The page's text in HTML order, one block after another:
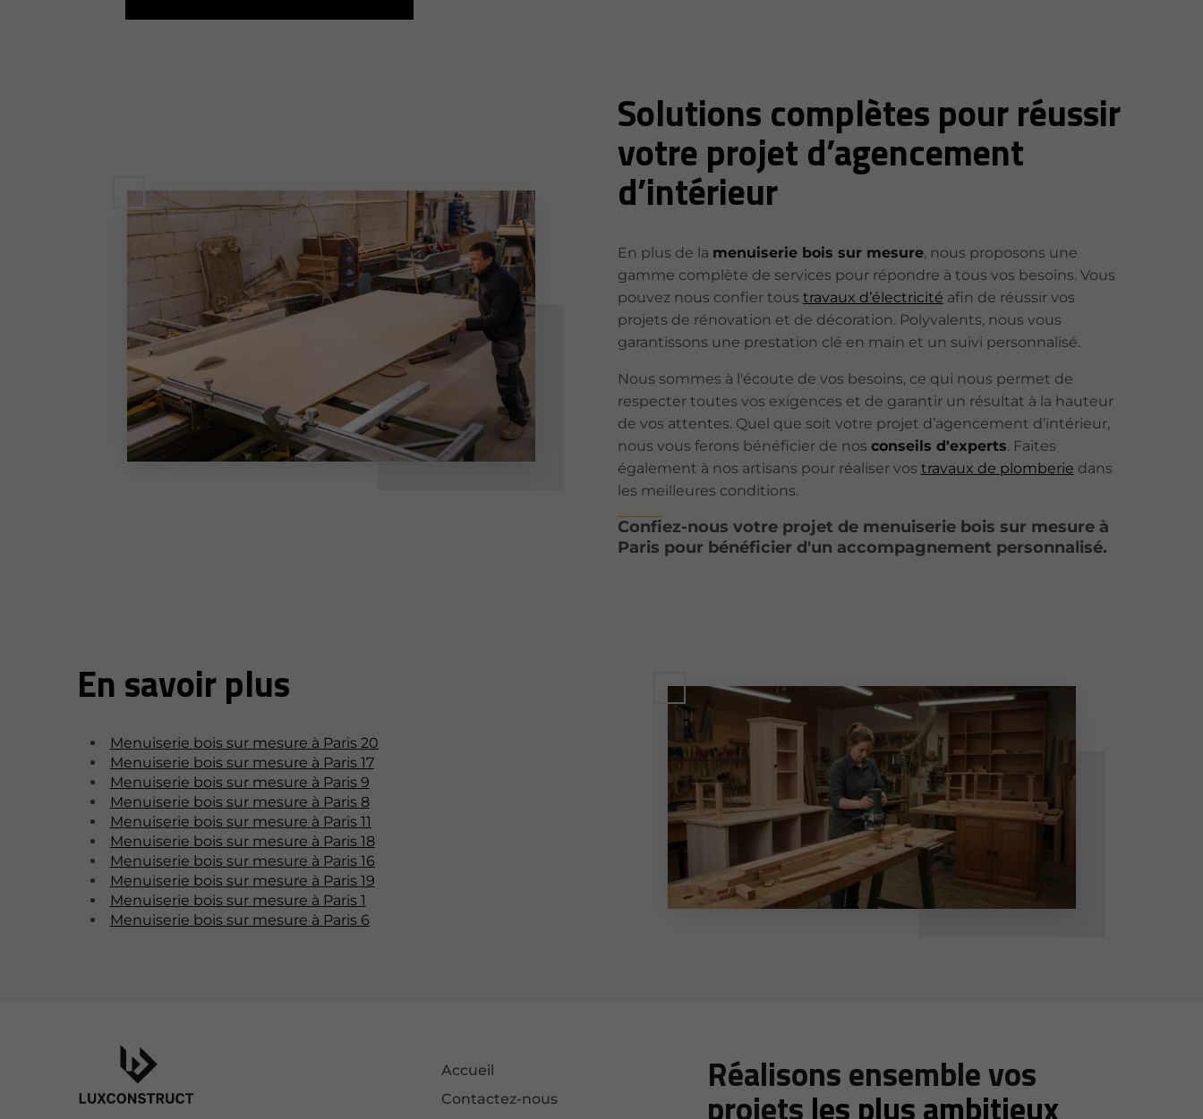
Solutions complètes pour réussir
votre projet d’agencement
d’intérieur
En plus de la menuiserie bois sur mesure, nous proposons une
gamme complète de services pour répondre à tous vos besoins. Vous
pouvez nous confier tous travaux d’électricité afin de réussir vos
projets de rénovation et de décoration. Polyvalents, nous vous
garantissons une prestation clé en main et un suivi personnalisé.
Nous sommes à l'écoute de vos besoins, ce qui nous permet de
respecter toutes vos exigences et de garantir un résultat à la hauteur
de vos attentes. Quel que soit votre projet d’agencement d’intérieur,
nous vous ferons bénéficier de nos conseils d'experts. Faites
également à nos artisans pour réaliser vos travaux de plomberie dans
les meilleures conditions.
Confiez-nous votre projet de menuiserie bois sur mesure à
Paris pour bénéficier d'un accompagnement personnalisé.
En savoir plus
Menuiserie bois sur mesure à Paris 20
Menuiserie bois sur mesure à Paris 17
Menuiserie bois sur mesure à Paris 9
Menuiserie bois sur mesure à Paris 8
Menuiserie bois sur mesure à Paris 11
Menuiserie bois sur mesure à Paris 18
Menuiserie bois sur mesure à Paris 16
Menuiserie bois sur mesure à Paris 19
Menuiserie bois sur mesure à Paris 1
Menuiserie bois sur mesure à Paris 6
Accueil
Contactez-nous
Réalisons ensemble vos
projets les plus ambitieux